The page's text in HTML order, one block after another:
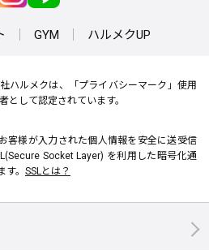
GYM ハルメクUP
ハルメクは、「プライバシーマーク」使用
として認定されています。
客様が入力された個人情報を安全に送受信
Socket Layer) を利用した暗号化通
。 SSLとは？